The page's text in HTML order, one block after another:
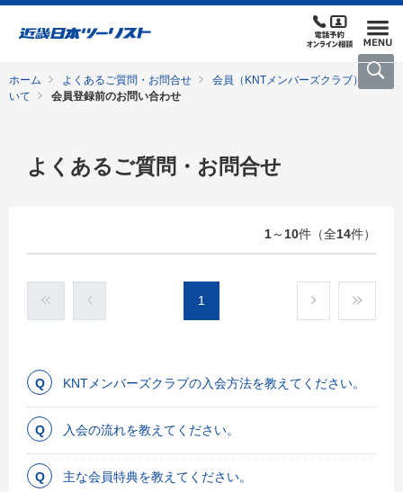
ホーム よくあるご質問・お問合せ
会員（KNTメンバーズクラブ）につ
いて
会員登録前のお問い合わせ
よくあるご質問・お問合せ
1～ 10件（全14件）
1
KNTメンバーズクラブの入会方法を教えてください。
入会の流れを教えてください。
主な会員特典を教えてください。